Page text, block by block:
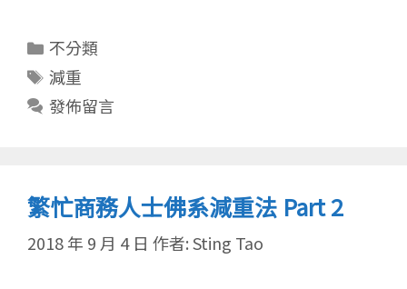
分
類
不分類
標
籤
減重
發佈留言
繁忙商務人士佛系減重法 Part 2
2018 年 9 月 4 日 作者:Sting Tao